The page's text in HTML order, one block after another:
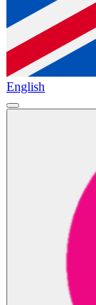
English